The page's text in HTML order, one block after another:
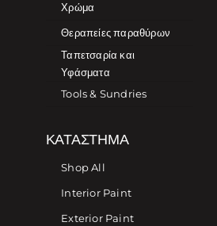
Χρώμα
Θεραπείες παραθύρων
Ταπετσαρία και
Υφάσματα
Tools & Sundries
ΚΑΤΆΣΤΗΜΑ
Shop All
Interior Paint
Exterior Paint